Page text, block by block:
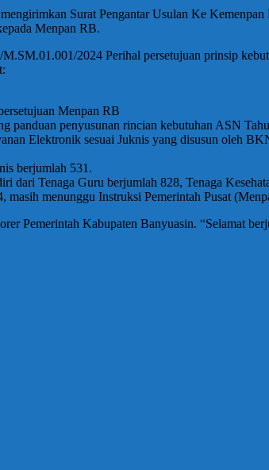
Surat Pengantar Usulan Ke
Menpan RB.
2024 Perihal persetujuan prinsip
Menpan RB
panduan penyusunan rincian kebutuhan ASN
Elektronik sesuai Juknis yang disusun oleh
berjumlah 531.
dari Tenaga Guru berjumlah 828, Tenaga
masih menunggu Instruksi Pemerintah Pusat
Pemerintah Kabupaten Banyuasin. “Selamat